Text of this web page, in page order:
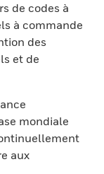
de codes à
à commande
des
et de
mondiale
aux